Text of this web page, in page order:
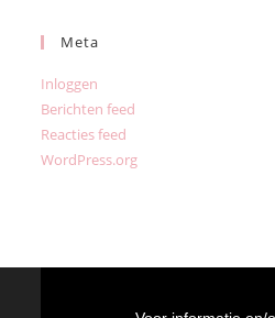
Meta
Inloggen
Berichten feed
Reacties feed
WordPress.org